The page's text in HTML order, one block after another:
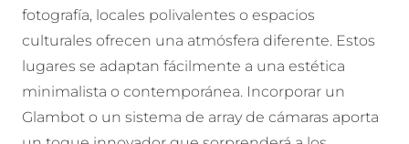
fotografía, locales polivalentes o espacios
culturales ofrecen una atmósfera diferente. Estos
lugares se adaptan fácilmente a una estética
minimalista o contemporánea. Incorporar un
Glambot o un sistema de array de cámaras aporta